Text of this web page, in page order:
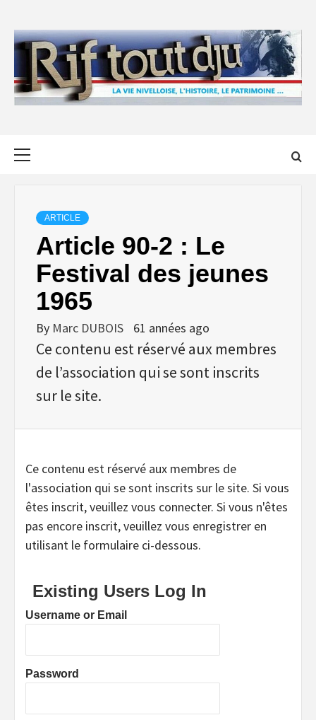
content
ARTICLE
Article 90-2 : Le
Festival des jeunes
1965
By Marc DUBOIS 61 années ago
Ce contenu est réservé aux membres
de l’association qui se sont inscrits
sur le site.
Ce contenu est réservé aux membres de
l'association qui se sont inscrits sur le site. Si vous
êtes inscrit, veuillez vous connecter. Si vous n'êtes
pas encore inscrit, veuillez vous enregistrer en
utilisant le formulaire ci-dessous.
Existing Users Log In
Username or Email
Password